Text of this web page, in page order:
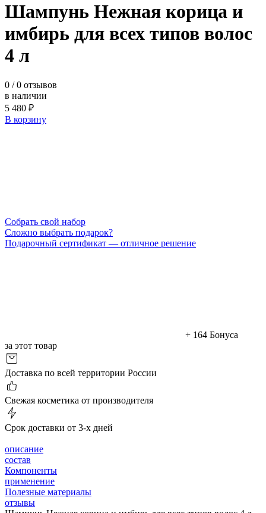
Шампунь Нежная корица и
имбирь для всех типов волос
4 л
0 / 0 отзывов
в наличии
5 480 ₽
В корзину
Cобрать свой набор
Сложно выбрать подарок?
Подарочный сертификат — отличное решение
+ 164 Бонуса
за этот товар
Доставка по всей территории России
Cвежая косметика от производителя
Срок доставки от 3-х дней
описание
состав
Компоненты
применение
Полезные материалы
отзывы